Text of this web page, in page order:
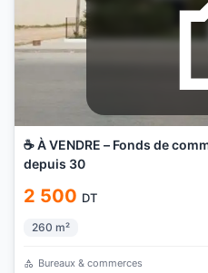
☕ À VENDRE – Fonds de
depuis 30
2 500 DT
260 m²
Bureaux & commerces